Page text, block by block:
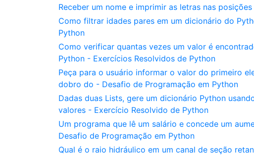
Receber um nome e imprimir as letras nas
Como filtrar idades pares em um dicionário do
Python
Como verificar quantas vezes um valor é
Python - Exercícios Resolvidos de Python
Peça para o usuário informar o valor do primeiro
dobro do - Desafio de Programação em Python
Dadas duas Lists, gere um dicionário Python
valores - Exercício Resolvido de Python
Um programa que lê um salário e concede um
Desafio de Programação em Python
Qual é o raio hidráulico em um canal de seção